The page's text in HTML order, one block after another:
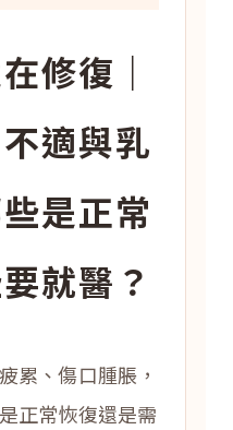
修復｜
適與乳
是正常
就醫？
累、傷口腫脹，
正常恢復還是需